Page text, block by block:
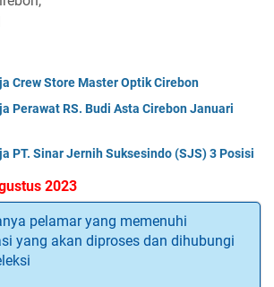
Crew Store Master Optik Cirebon
Perawat RS. Budi Asta Cirebon Januari
PT. Sinar Jernih Suksesindo (SJS) 3 Posisi
2023
pelamar yang memenuhi
yang akan diproses dan dihubungi